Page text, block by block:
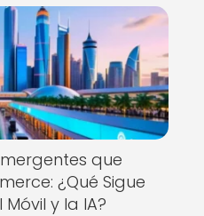
que
¿Qué Sigue
y la IA?